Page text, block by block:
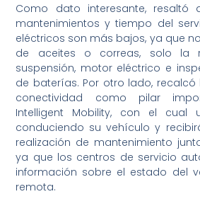
Como dato interesante, resaltó
mantenimientos y tiempo del
eléctricos son más bajos, ya que
de aceites o correas, solo la
suspensión, motor eléctrico e
de baterías. Por otro lado,
conectividad como pilar
Intelligent Mobility, con el
conduciendo su vehículo y
realización de mantenimiento
ya que los centros de servicio
información sobre el estado del
remota.